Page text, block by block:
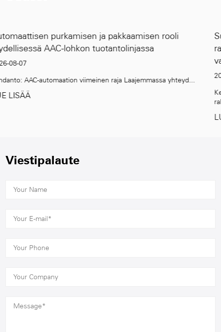
rooli
yhteyd...
Suuren kapasiteetin AAC-
rakentamisen maailmanlaajuiseen
2026-07-31
Kestävien rakennusmateriaalien kasvava kysyntä
Viestipalaute